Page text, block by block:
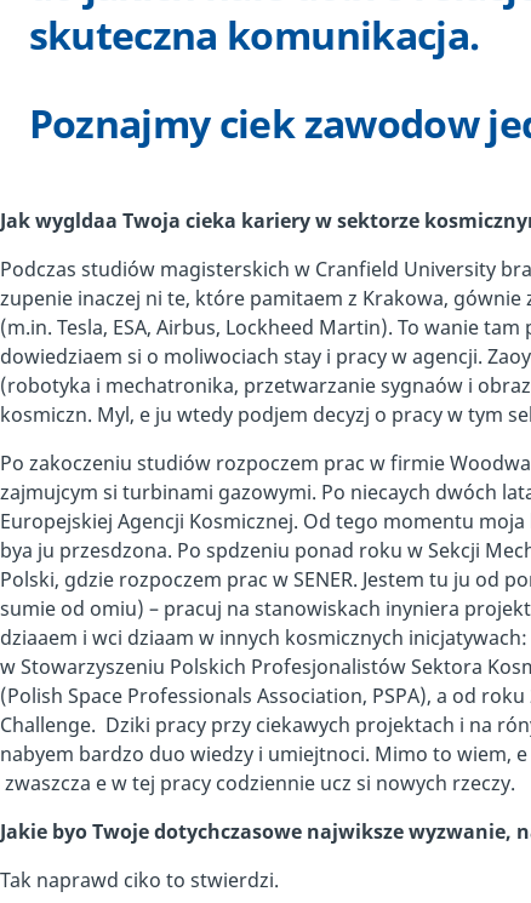
skuteczna komunikacja.
Poznajmy ciek zawodow
Jak wygldaa Twoja cieka kariery w sektorze
Podczas studiów magisterskich w Cranfield University
zupenie inaczej ni te, które pamitaem z Krakowa,
(m.in. Tesla, ESA, Airbus, Lockheed Martin). To wanie
dowiedziaem si o moliwociach stay i pracy w agencji.
(robotyka i mechatronika, przetwarzanie sygnaów i
kosmiczn. Myl, e ju wtedy podjem decyzj o pracy w tym
Po zakoczeniu studiów rozpoczem prac w firmie
zajmujcym si turbinami gazowymi. Po niecaych dwóch
Europejskiej Agencji Kosmicznej. Od tego momentu
bya ju przesdzona. Po spdzeniu ponad roku w Sekcji
Polski, gdzie rozpoczem prac w SENER. Jestem tu ju od
sumie od omiu) – pracuj na stanowiskach inyniera
dziaaem i wci dziaam w innych kosmicznych
w Stowarzyszeniu Polskich Profesjonalistów Sektora
(Polish Space Professionals Association, PSPA), a od
Challenge. Dziki pracy przy ciekawych projektach i na
nabyem bardzo duo wiedzy i umiejtnoci. Mimo to wiem,
zwaszcza e w tej pracy codziennie ucz si nowych rzeczy.
Jakie byo Twoje dotychczasowe najwiksze wyzwanie,
Tak naprawd ciko to stwierdzi.